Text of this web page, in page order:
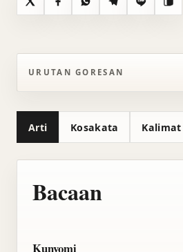
X FacebookWhatsAppTelegramLine Salin
URUTAN GORESAN
Arti Kosakata Kalimat
Bacaan
Kunyomi